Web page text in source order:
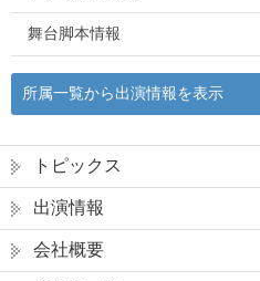
舞台脚本情報
所属一覧から出演情報を表示
トピックス
出演情報
会社概要